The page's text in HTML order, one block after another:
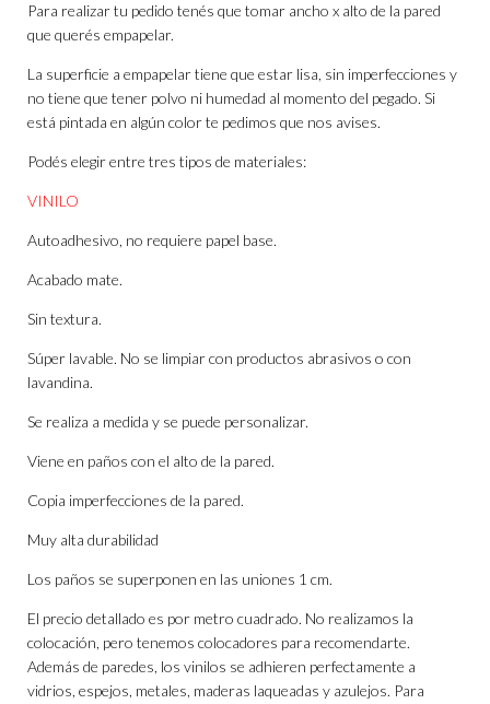
Para realizar tu pedido tenés que tomar ancho x alto de la pared
que querés empapelar.
La superficie a empapelar tiene que estar lisa, sin imperfecciones y
no tiene que tener polvo ni humedad al momento del pegado. Si
está pintada en algún color te pedimos que nos avises.
Podés elegir entre tres tipos de materiales:
VINILO
Autoadhesivo, no requiere papel base.
Acabado mate.
Sin textura.
Súper lavable. No se limpiar con productos abrasivos o con
lavandina.
Se realiza a medida y se puede personalizar.
Viene en paños con el alto de la pared.
Copia imperfecciones de la pared.
Muy alta durabilidad
Los paños se superponen en las uniones 1 cm.
El precio detallado es por metro cuadrado. No realizamos la
colocación, pero tenemos colocadores para recomendarte.
Además de paredes, los vinilos se adhieren perfectamente a
vidrios, espejos, metales, maderas laqueadas y azulejos. Para